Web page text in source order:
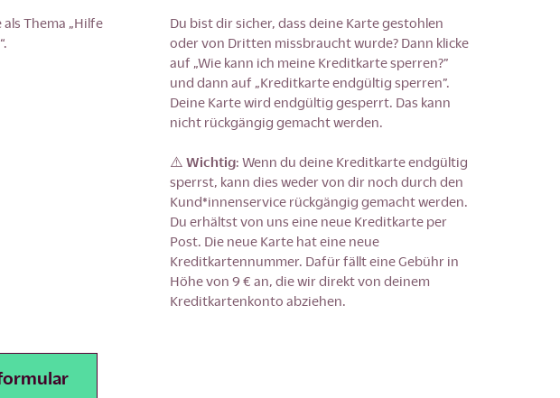
als Thema „Hilfe
Du bist dir sicher, dass deine Karte gestohlen
oder von Dritten missbraucht wurde? Dann klicke
auf „Wie kann ich meine Kreditkarte sperren?”
und dann auf „Kreditkarte endgültig sperren”.
Deine Karte wird endgültig gesperrt. Das kann
nicht rückgängig gemacht werden.
⚠️ Wichtig: Wenn du deine Kreditkarte endgültig
sperrst, kann dies weder von dir noch durch den
Kund*innenservice rückgängig gemacht werden.
Du erhältst von uns eine neue Kreditkarte per
Post. Die neue Karte hat eine neue
Kreditkartennummer. Dafür fällt eine Gebühr in
Höhe von 9 € an, die wir direkt von deinem
Kreditkartenkonto abziehen.